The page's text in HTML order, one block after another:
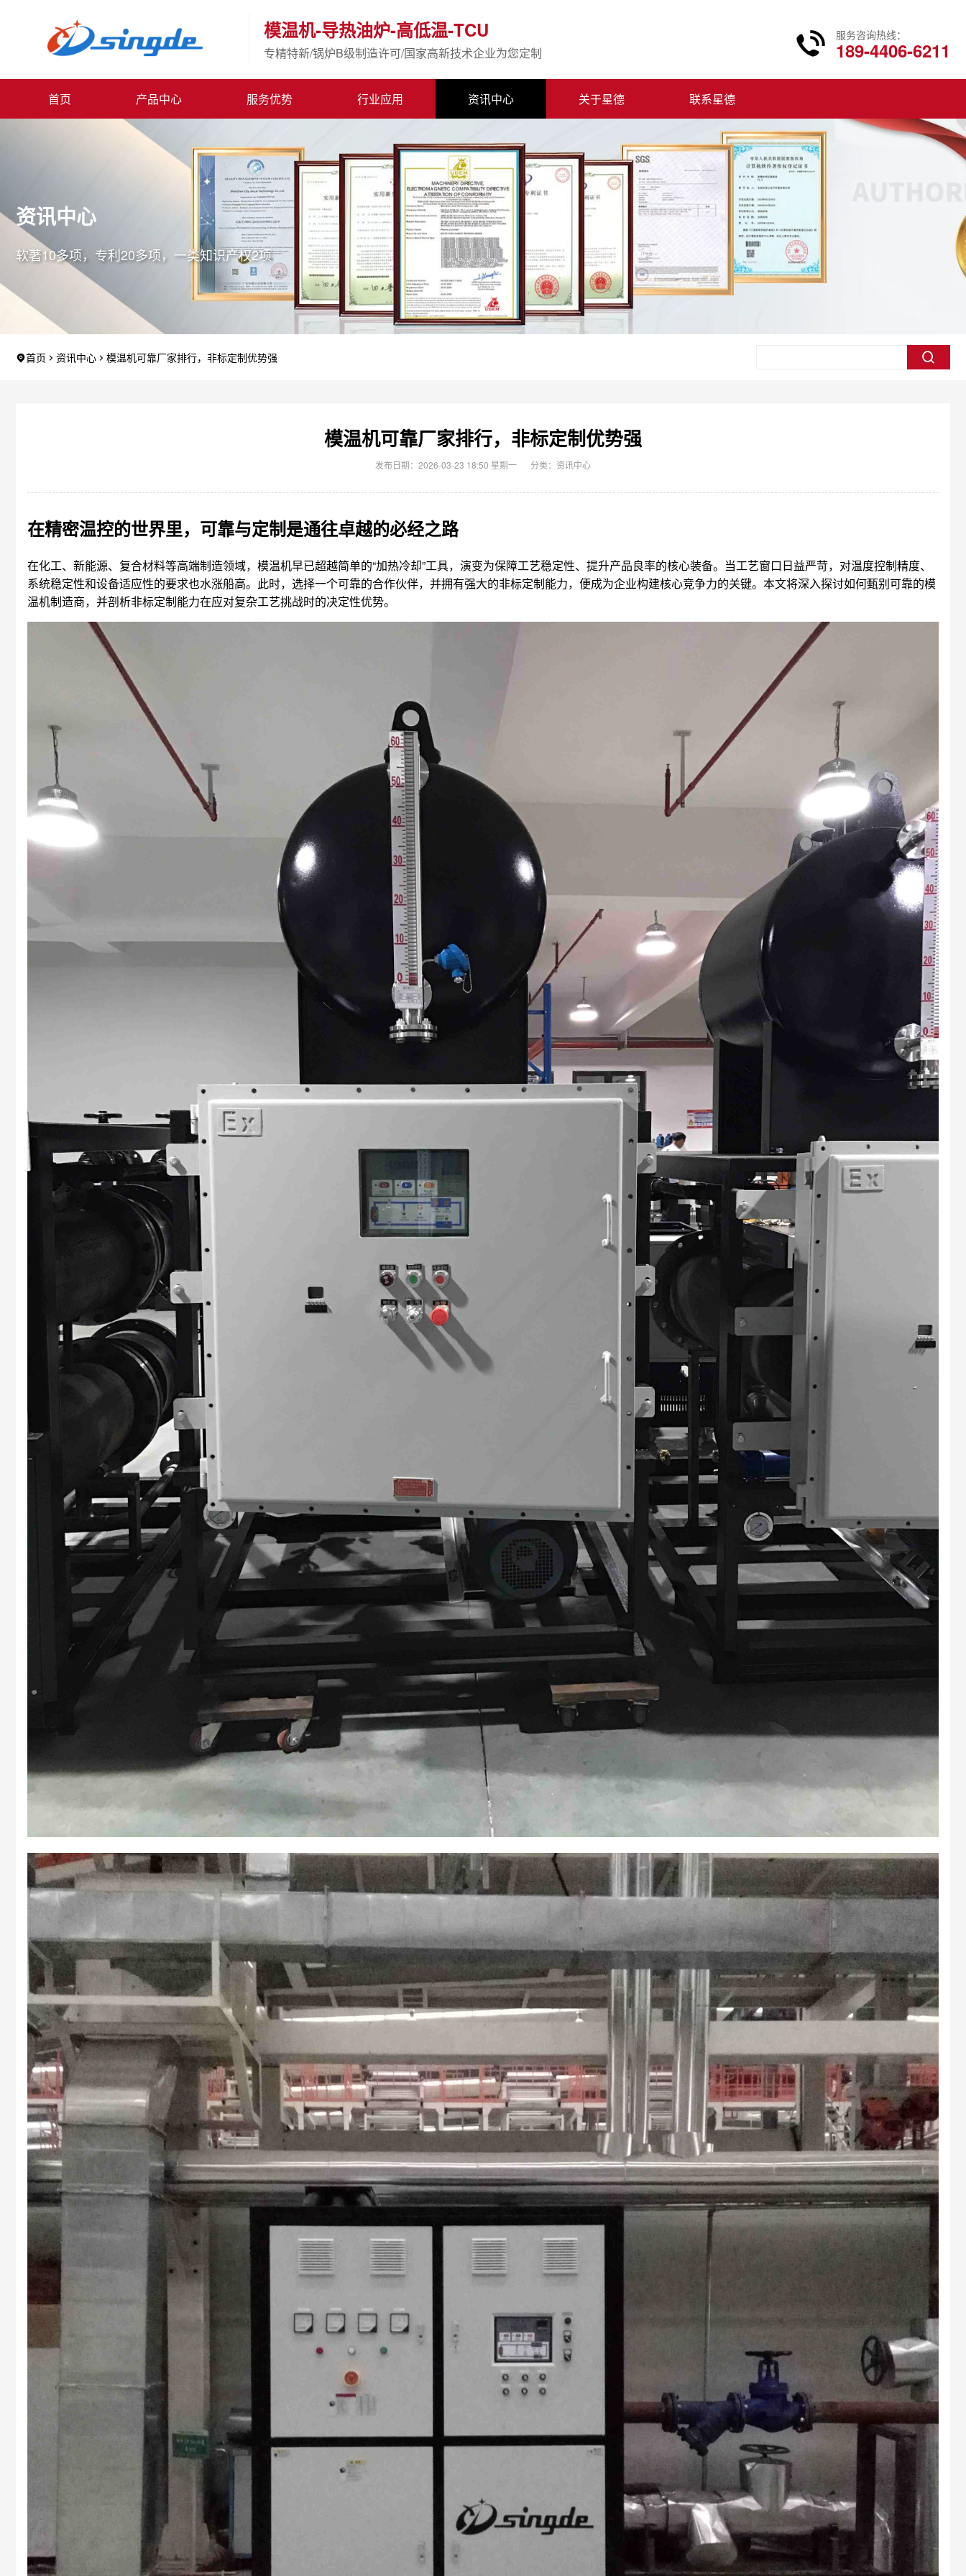
模温机-导热油炉-高低温-TCU
专精特新/锅炉B级制造许可/国家高新技术企业为您定制
服务咨询热线：
189-4406-6211
首页 产品中心 服务优势 行业应用 资讯中心 关于星德 联系星德
资讯中心
软著10多项，专利20多项，一类知识产权2项
首页 资讯中心 模温机可靠厂家排行，非标定制优势强
模温机可靠厂家排行，非标定制优势强
发布日期：2026-03-23 18:50 星期一 分类： 资讯中心
在精密温控的世界里，可靠与定制是通往卓越的必经之路
在化工、新能源、复合材料等高端制造领域，模温机早已超越简单的“加热冷却”工具，演变为保障工艺稳定性、提升产品良率的核心装备。当工艺窗口日益严苛，对温度控制精度、
系统稳定性和设备适应性的要求也水涨船高。此时，选择一个可靠的合作伙伴，并拥有强大的非标定制能力，便成为企业构建核心竞争力的关键。本文将深入探讨如何甄别可靠的模
温机制造商，并剖析非标定制能力在应对复杂工艺挑战时的决定性优势。